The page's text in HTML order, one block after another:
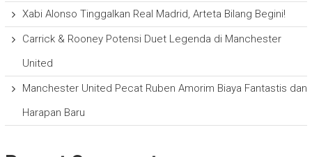
Xabi Alonso Tinggalkan Real Madrid, Arteta Bilang Begini!
Carrick & Rooney Potensi Duet Legenda di Manchester
United
Manchester United Pecat Ruben Amorim Biaya Fantastis dan
Harapan Baru